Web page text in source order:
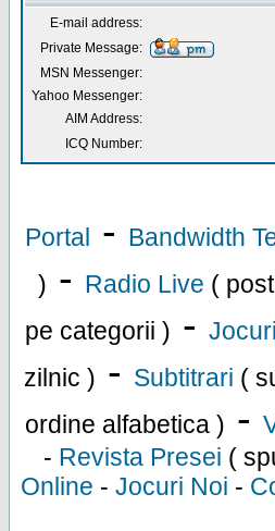
E-mail address:
Private Message:
MSN Messenger:
Yahoo Messenger:
AIM Address:
ICQ Number:
Portal - Bandwidth
) - Radio Live (
pe categorii ) - Jocuri
zilnic ) - Subtitrari (
ordine alfabetica ) -
- Revista Presei (
Online - Jocuri Noi -